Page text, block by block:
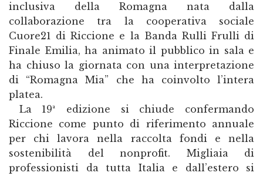
inclusiva della Romagna nata dalla
collaborazione tra la cooperativa sociale
Cuore21 di Riccione e la Banda Rulli Frulli di
Finale Emilia, ha animato il pubblico in sala e
ha chiuso la giornata con una interpretazione
di “Romagna Mia” che ha coinvolto l’intera
platea.
La 19ª edizione si chiude confermando
Riccione come punto di riferimento annuale
per chi lavora nella raccolta fondi e nella
sostenibilità del nonprofit. Migliaia di
professionisti da tutta Italia e dall’estero si